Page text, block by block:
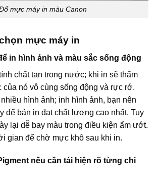
mực máy in màu Canon
mực máy in
in hình ảnh và màu sắc sống động
chất tan trong nước; khi in sẽ thấm
của nó vô cùng sống động và rực rớ.
hình ảnh; inh hình ảnh, bạn nên
để bản in đạt chất lượng cao nhất. Tuy
lại dễ bay màu trong điều kiện ẩm ướt.
gian để chờ mực khô sau khi in.
nếu cần tái hiện rõ từng chi